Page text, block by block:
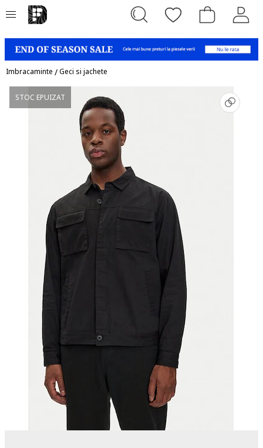
Imbracaminte /Geci si jachete
STOC EPUIZAT